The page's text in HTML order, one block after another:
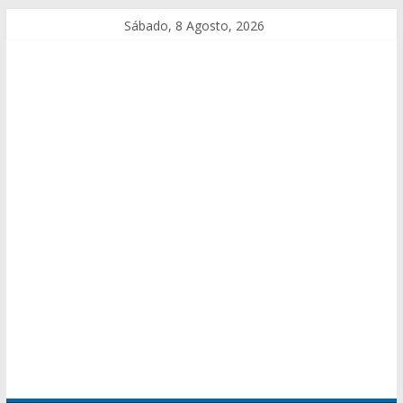
Sábado, 8 Agosto, 2026